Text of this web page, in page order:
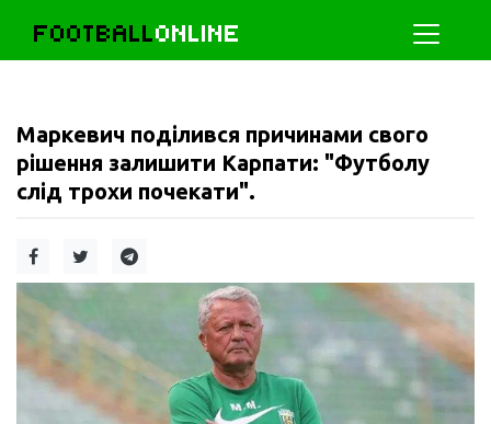
FOOTBALLONLINE
Маркевич поділився причинами свого
рішення залишити Карпати: "Футболу
слід трохи почекати".